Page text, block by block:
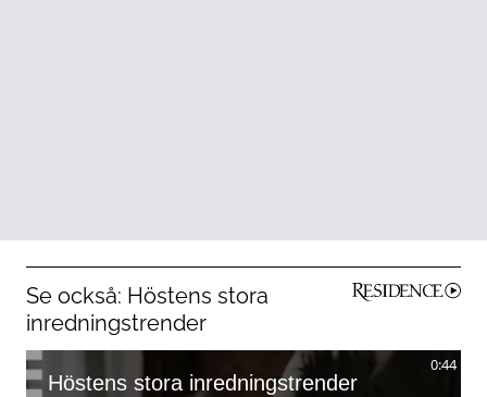
Se också: Höstens stora
inredningstrender
0:44
Höstens stora inredningstrender